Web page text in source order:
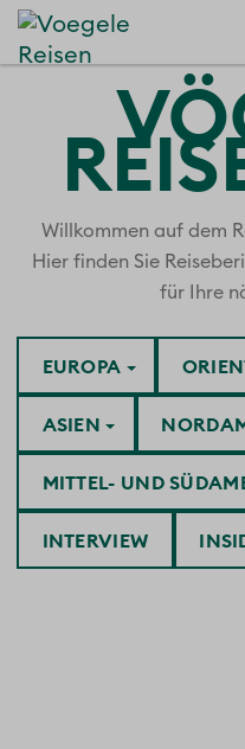
Willkommen auf dem
Hier finden Sie
für Ihre
ASIEN
EUROPA
INTERVIEW
MITTEL- UND